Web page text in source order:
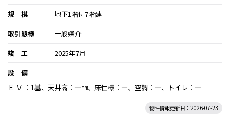
規 模
地下1階付7階建
取引態様
一般媒介
竣 工
2025年7月
設 備
Ｅ Ｖ ：1基、天井高：―㎜、床仕様：―、空調：―、トイレ：―
物件情報更新日：2026-07-23